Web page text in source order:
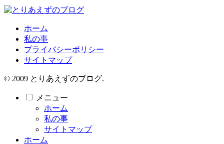
ホーム
私の事
プライバシーポリシー
サイトマップ
© 2009 とりあえずのブログ.
メニュー
ホーム
私の事
サイトマップ
ホーム